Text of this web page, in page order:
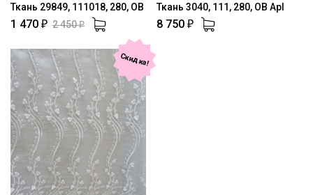
Ткань 29849, 111018, 280, OB
1 470 ₽ 2 450₽
Ткань 3040, 111, 280, OB Apl
8 750 ₽
Скидка!